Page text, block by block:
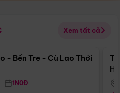
Xem tất cả
Điểm nổi bật
- Bến Tre - Cù Lao Thới
1N0Đ